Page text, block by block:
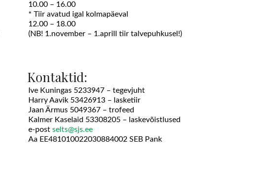
10.00 – 16.00
* Tiir avatud igal kolmapäeval
12.00 – 18.00
(NB! 1.november – 1.aprill tiir talvepuhkusel!)
Kontaktid:
Ive Kuningas 5233947 – tegevjuht
Harry Aavik 53426913 – lasketiir
Jaan Ärmus 5049367 – trofeed
Kalmer Kaselaid 53308205 – laskevõistlused
e-post selts@sjs.ee
Aa EE481010022030884002 SEB Pank